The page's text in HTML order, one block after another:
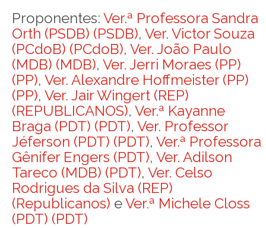
Proponentes: Ver.ª Professora Sandra
Orth (PSDB) (PSDB), Ver. Victor Souza
(PCdoB) (PCdoB), Ver. João Paulo
(MDB) (MDB), Ver. Jerri Moraes (PP)
(PP), Ver. Alexandre Hoffmeister (PP)
(PP), Ver. Jair Wingert (REP)
(REPUBLICANOS), Ver.ª Kayanne
Braga (PDT) (PDT), Ver. Professor
Jéferson (PDT) (PDT), Ver.ª Professora
Gênifer Engers (PDT), Ver. Adilson
Tareco (MDB) (PDT), Ver. Celso
Rodrigues da Silva (REP)
(Republicanos) eVer.ª Michele Closs
(PDT) (PDT)